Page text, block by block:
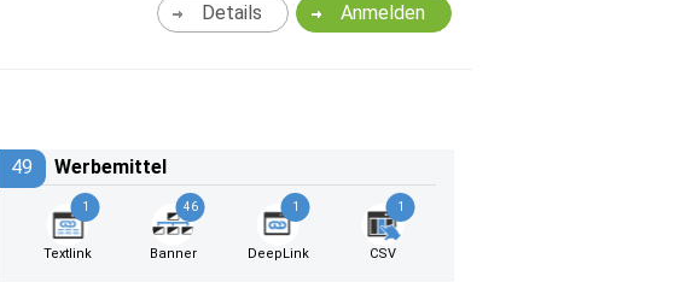
Anmelden
Details
49 Werbemittel
1
Textlink
46
Banner
1
DeepLink
1
CSV